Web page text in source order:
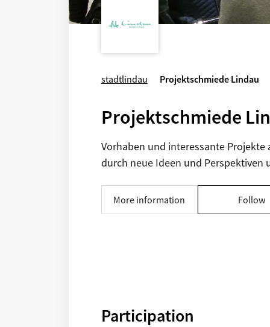
stadtlindau Projektschmiede Lindau
Projektschmiede
Vorhaben und interessante
durch neue Ideen und Perspektiven
More information Follow
Participation